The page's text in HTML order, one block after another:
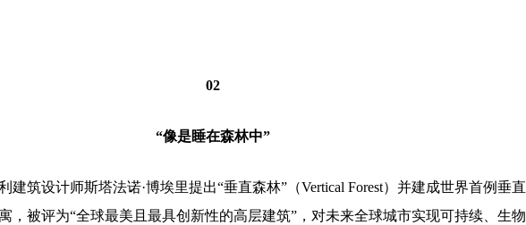
02
“像是睡在森林中”
建筑设计师斯塔法诺·博埃里提出“垂直森林”（Vertical Forest）并建成世界首例垂直
，被评为“全球最美且最具创新性的高层建筑”，对未来全球城市实现可持续、生物